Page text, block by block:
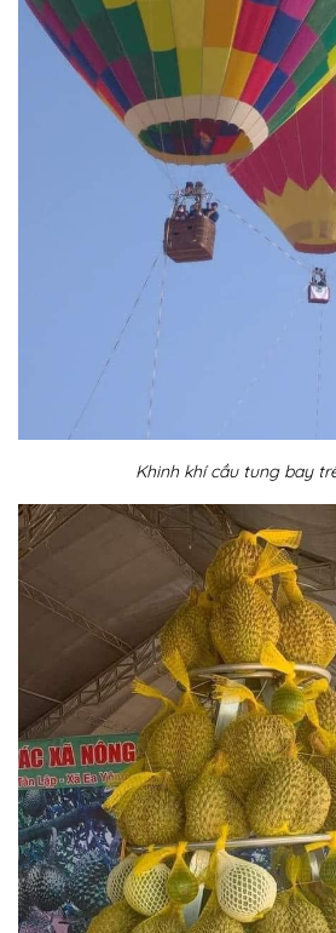
Khinh khí cầu tung bay